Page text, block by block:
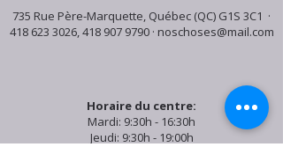
735 Rue Père-Marquette, Québec (QC) G1S 3C1 ·
418 623 3026,418 907 9790· noschoses@mail.com
Horaire du centre:
Mardi: 9:30h - 16:30h
Jeudi: 9:30h - 19:00h